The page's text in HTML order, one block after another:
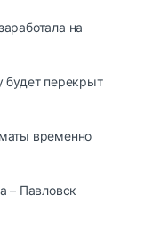
на
будет перекрыт
временно
– Павловск